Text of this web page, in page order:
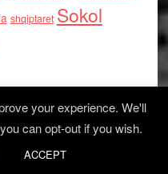
shqiptaret Sokol
your experience. We'll
can opt-out if you wish.
ACCEPT